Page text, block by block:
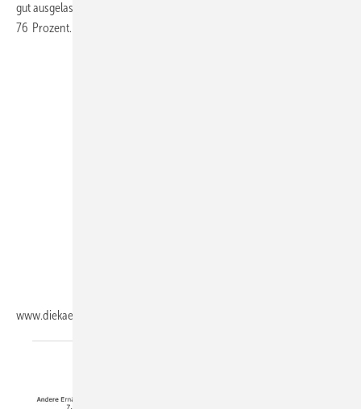
gut ausgelastet. Die durchschnittliche Gesamtauslastung lag 2016 bei
76 Prozent.
www.diekaelte.de/gentner.dll/PL_102988_752084